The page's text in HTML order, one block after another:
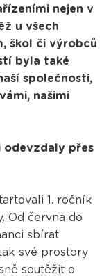
nejen v
u všech
škol či výrobců
byla také
společnosti,
našimi
odevzdaly přes
1. ročník
. Od června do
sbírat
své prostory
soutěžit o